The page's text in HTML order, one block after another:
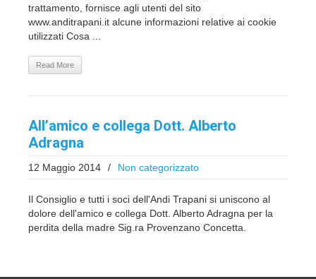
trattamento, fornisce agli utenti del sito
www.anditrapani.it alcune informazioni relative ai cookie
utilizzati Cosa ...
Read More
All’amico e collega Dott. Alberto
Adragna
12 Maggio 2014 / Non categorizzato
Il Consiglio e tutti i soci dell'Andi Trapani si uniscono al
dolore dell'amico e collega Dott. Alberto Adragna per la
perdita della madre Sig.ra Provenzano Concetta.